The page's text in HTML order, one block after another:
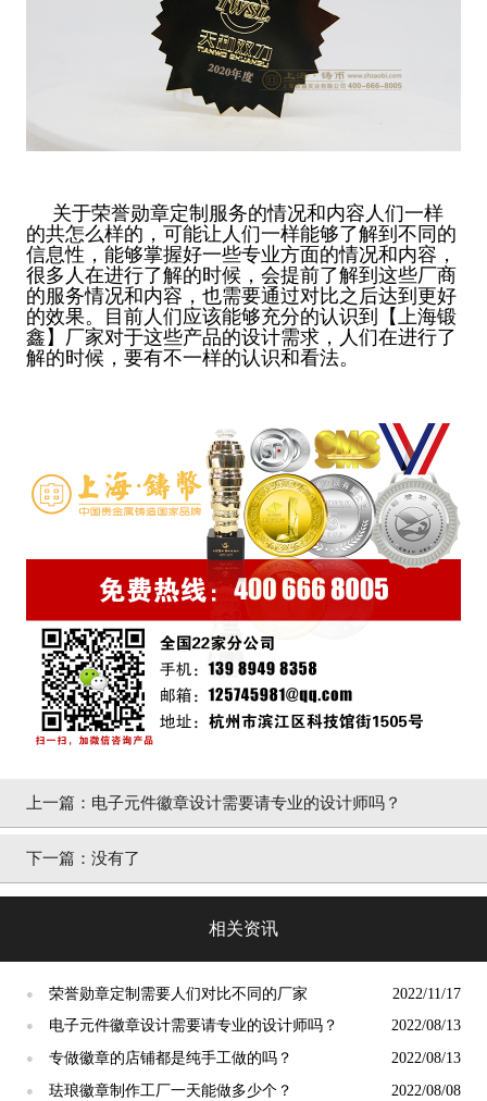
关于荣誉勋章定制服务的情况和内容人们一样
的共怎么样的，可能让人们一样能够了解到不同的
信息性，能够掌握好一些专业方面的情况和内容，
很多人在进行了解的时候，会提前了解到这些厂商
的服务情况和内容，也需要通过对比之后达到更好
的效果。目前人们应该能够充分的认识到【上海锻
鑫】厂家对于这些产品的设计需求，人们在进行了
解的时候，要有不一样的认识和看法。
上一篇： 电子元件徽章设计需要请专业的设计师吗？
下一篇： 没有了
相关资讯
● 荣誉勋章定制需要人们对比不同的厂家 2022/11/17
● 电子元件徽章设计需要请专业的设计师吗？ 2022/08/13
● 专做徽章的店铺都是纯手工做的吗？ 2022/08/13
● 珐琅徽章制作工厂一天能做多少个？ 2022/08/08